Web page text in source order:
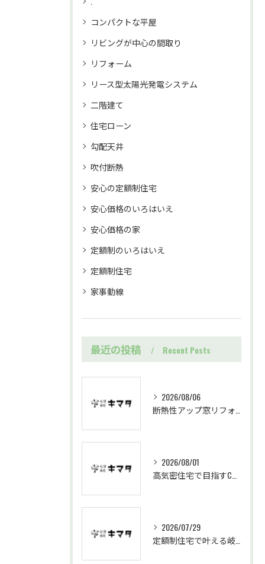
コンパクトな平屋
リビングが中心の間取り
リフォーム
リース型太陽光発電システム
二階建て
住宅ローン
勾配天井
吹付断熱
安心の定額制住宅
安心価格のいろはいえ
安心価格の家
定額制のいろはいえ
定額制住宅
家事動線
最近の投稿 Recent Posts
2026/08/06
2026/08/01
2026/07/29